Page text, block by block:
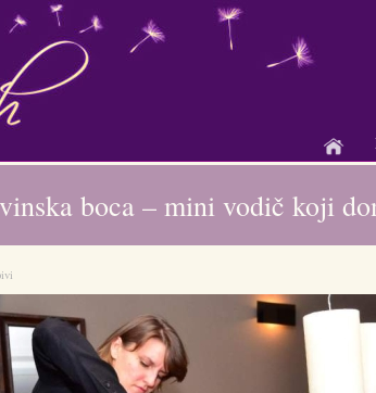
boca – mini vodič koji